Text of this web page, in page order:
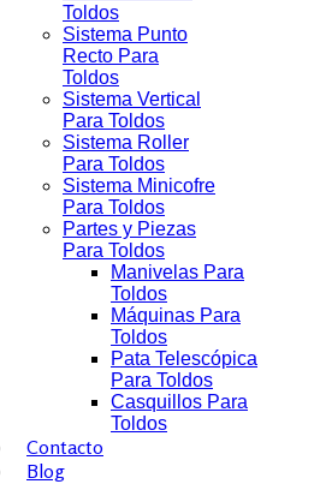
Toldos
Sistema Punto
Recto Para
Toldos
Sistema Vertical
Para Toldos
Sistema Roller
Para Toldos
Sistema Minicofre
Para Toldos
Partes y Piezas
Para Toldos
Manivelas Para
Toldos
Máquinas Para
Toldos
Pata Telescópica
Para Toldos
Casquillos Para
Toldos
Contacto
Blog